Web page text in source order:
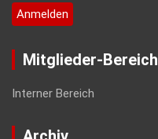
Mitglieder-Bereich
Interner Bereich